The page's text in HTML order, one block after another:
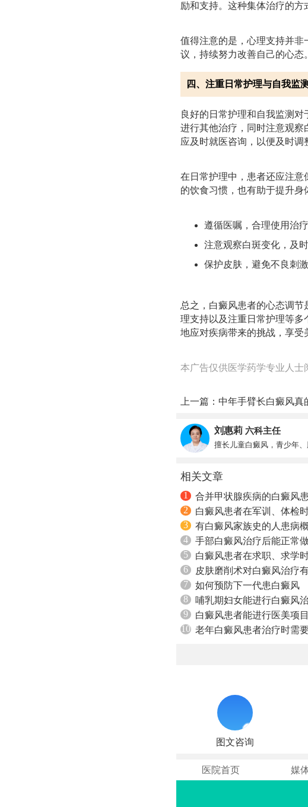
励和支持。这种集体治疗的方
值得注意的是，心理支持并
议，持续努力改善自己的心态。
四、注重日常护理与自我监测
良好的日常护理和自我监测
进行其他治疗，同时注意观察
应及时就医咨询，以便及时调
在日常护理中，患者还应注
的饮食习惯，也有助于提升身
遵循医嘱，合理使用治
注意观察白斑变化，及
保护皮肤，避免不良刺
总之，白癜风患者的心态调
理支持以及注重日常护理等
地应对疾病带来的挑战，享受
本广告仅供医学药学专业人士
上一篇： 中年手臂长白癜风真
刘惠莉 六科主任
擅长儿童白癜风，青少年
相关文章
1
合并甲状腺疾病的白癜风
2
白癜风患者在军训、体检
3
有白癜风家族史的人患病
4
手部白癜风治疗后能正常
5
白癜风患者在求职、求学
6
皮肤磨削术对白癜风治疗
7
如何预防下一代患白癜风
8
哺乳期妇女能进行白癜风
9
白癜风患者能进行医美项
10 老年白癜风患者治疗时需
图文咨询
医院首页 媒